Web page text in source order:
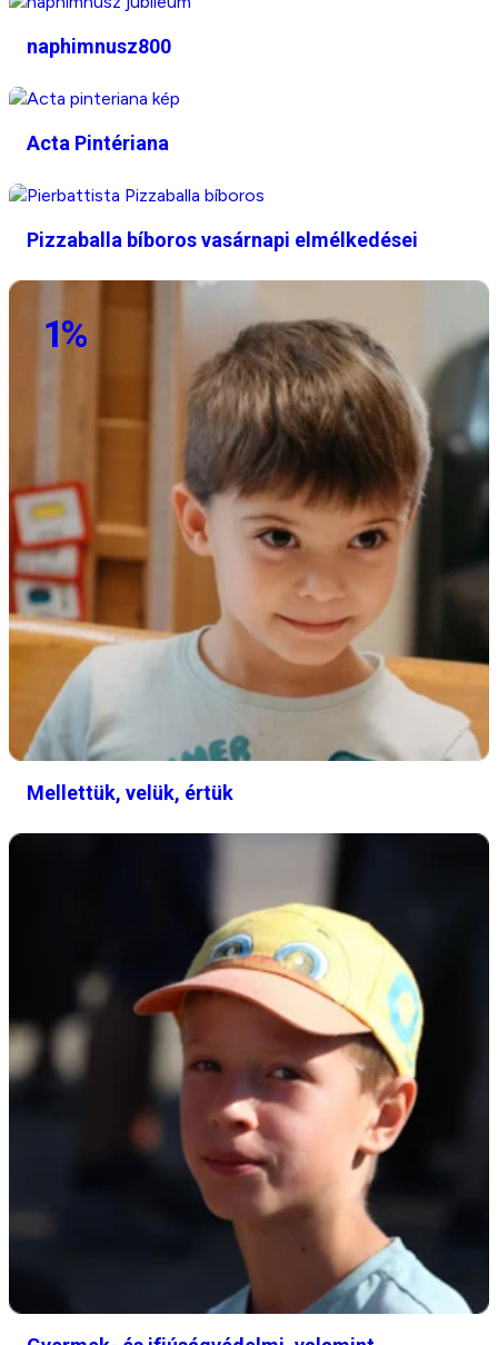
naphimnusz800
Acta Pintériana
Pizzaballa bíboros vasárnapi elmélkedései
1%
Mellettük, velük, értük